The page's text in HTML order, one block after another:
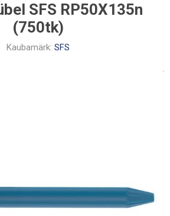
SFS RP50X135n
(750tk)
Kaubamärk: SFS